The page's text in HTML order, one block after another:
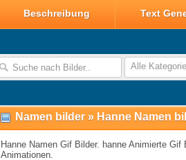
Beschreibung Text
Alle
Namen bilder » Hanne Namen
Hanne Namen Gif Bilder. hanne Animierte Gif
Animationen.